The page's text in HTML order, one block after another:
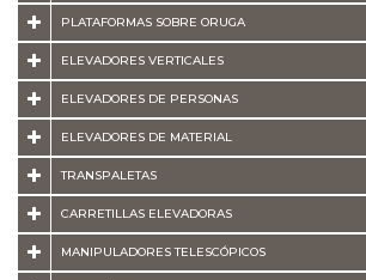
PLATAFORMAS SOBRE ORUGA
ELEVADORES VERTICALES
ELEVADORES DE PERSONAS
ELEVADORES DE MATERIAL
TRANSPALETAS
CARRETILLAS ELEVADORAS
MANIPULADORES TELESCÓPICOS